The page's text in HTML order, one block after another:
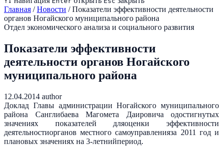
Главная / Новости / Показатели эффективности деятельности
органов Ногайского муниципального района
Отдел экономического анализа и социального развития
Показатели эффективности
деятельности органов Ногайского
муниципального района
12.04.2014 author
Доклад Главы администрации Ногайского муниципального
района Санглибаева Магомета Даировича одостигнутых
значениях показателей дляоценки эффективности
деятельностиорганов местного самоуправленияза 2011 год и
плановых значениях на 3-летнийпериод.